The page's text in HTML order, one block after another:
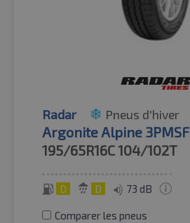
Radar Pneus d'hiver
Argonite Alpine 3PMSF
195/65R16C104/102T
D D 73 dB
Comparer les pneus